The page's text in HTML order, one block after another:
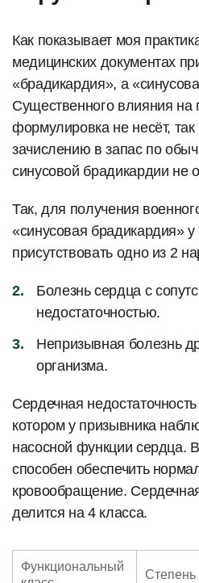
Как показывает моя
медицинских документах
«брадикардия», а
Существенного влияния на
формулировка не несёт, так
зачислению в запас по
синусовой брадикардии не
Так, для получения
«синусовая брадикардия»
присутствовать одно из 2
Болезнь сердца с
недостаточностью.
Непризывная болезнь
организма.
Сердечная
котором у призывника
насосной функции сердца.
способен обеспечить
кровообращение.
делится на 4 класса.
Функциональный
Степень